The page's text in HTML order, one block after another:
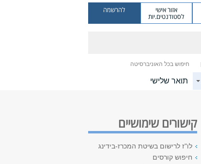
אזור אישי
לסטודנטים.יות
להרשמה
חיפוש בכל האוניברסיטה
תואר שלישי
קישורים שימושיים
לו"ז לרישום בשיטת המכרז-בידינג
חיפוש קורסים